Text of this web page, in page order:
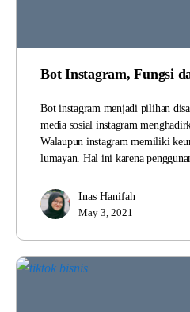
Bot Instagram, Fungsi
Bot instagram menjadi pilihan
media sosial instagram
Walaupun instagram memiliki
lumayan. Hal ini karena
Inas Hanifah
May 3, 2021